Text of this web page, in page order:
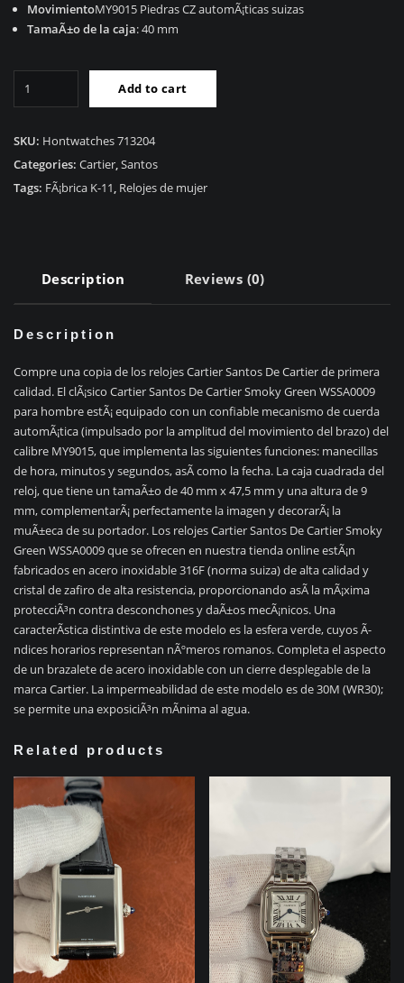
MovimientoMY9015 Piedras CZ automÃ¡ticas suizas
TamaÃ±o de la caja: 40 mm
WSSA0009
CZ
piedras
NÃºmeros
Add to cart
SKU: Hontwatches 713204
Categories: Cartier,Santos
Tags: FÃ¡brica K-11, Relojes de mujer
Description Reviews (0)
Description
Compre una copia de los relojes Cartier Santos De Cartier de primera
calidad. El clÃ¡sico Cartier Santos De Cartier Smoky Green WSSA0009
para hombre estÃ¡ equipado con un confiable mecanismo de cuerda
automÃ¡tica (impulsado por la amplitud del movimiento del brazo) del
calibre MY9015, que implementa las siguientes funciones: manecillas
de hora, minutos y segundos, asÃ­ como la fecha. La caja cuadrada del
reloj, que tiene un tamaÃ±o de 40 mm x 47,5 mm y una altura de 9
mm, complementarÃ¡ perfectamente la imagen y decorarÃ¡ la
muÃ±eca de su portador. Los relojes Cartier Santos De Cartier Smoky
Green WSSA0009 que se ofrecen en nuestra tienda online estÃ¡n
fabricados en acero inoxidable 316F (norma suiza) de alta calidad y
cristal de zafiro de alta resistencia, proporcionando asÃ­ la mÃ¡xima
protecciÃ³n contra desconchones y daÃ±os mecÃ¡nicos. Una
caracterÃ­stica distintiva de este modelo es la esfera verde, cuyos Ã­
ndices horarios representan nÃºmeros romanos. Completa el aspecto
de un brazalete de acero inoxidable con un cierre desplegable de la
marca Cartier. La impermeabilidad de este modelo es de 30M (WR30);
se permite una exposiciÃ³n mÃ­nima al agua.
Related products